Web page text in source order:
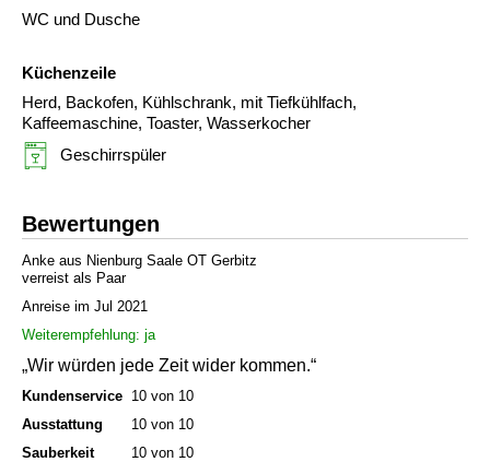
WC und Dusche
Küchenzeile
Herd, Backofen, Kühlschrank, mit Tiefkühlfach,
Kaffeemaschine, Toaster, Wasserkocher
Geschirrspüler
Bewertungen
Anke aus Nienburg Saale OT Gerbitz
verreist als Paar
Anreise im Jul 2021
Weiterempfehlung: ja
„Wir würden jede Zeit wider kommen.“
Kundenservice 10 von 10
Ausstattung
10 von 10
Sauberkeit
10 von 10